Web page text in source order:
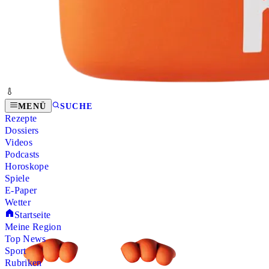
MENÜ SUCHE
Rezepte
Dossiers
Videos
Podcasts
Horoskope
Spiele
E-Paper
Wetter
Startseite
Meine Region
Top News
Sport
Rubriken